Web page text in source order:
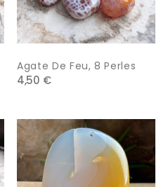
Agate De Feu, 8 Perles
4,50 €